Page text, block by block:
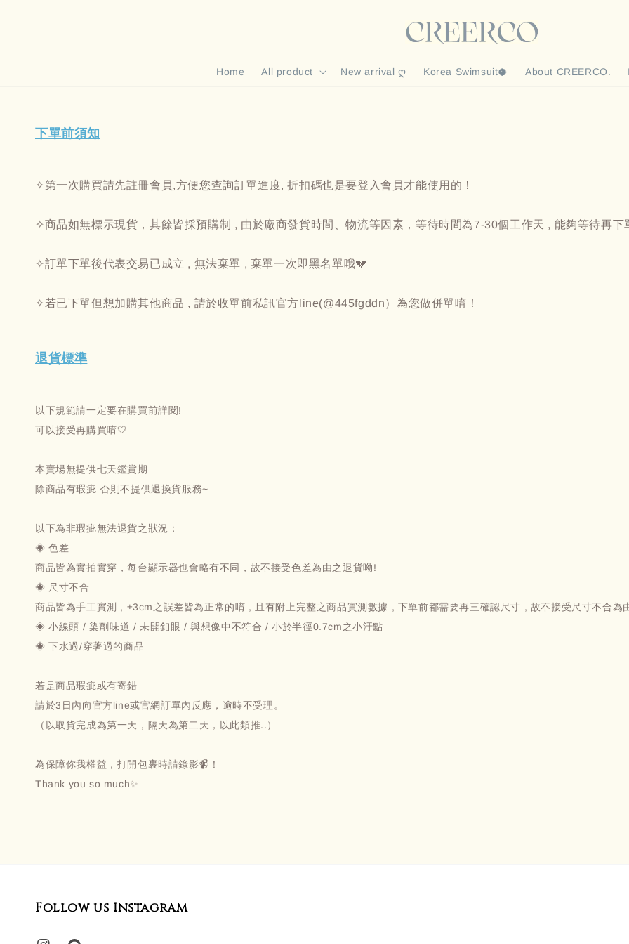
Home All product New arrival ღ Korea Swimsuit🥥 About CREERCO.
下單前須知
✧第一次購買請先註冊會員,方便您查詢訂單進度, 折扣碼也是要登入會員才能使用的！
✧商品如無標示現貨，其餘皆採預購制 , 由於廠商發貨時間、物流等因素，等待時間為7-30個工作天 , 能夠等待再下
✧訂單下單後代表交易已成立 , 無法棄單 , 棄單一次即黑名單哦💔
✧若已下單但想加購其他商品 , 請於收單前私訊官方line(@445fgddn）為您做併單唷！
退貨標準
以下規範請一定要在購買前詳閱!
可以接受再購買唷🤍
本賣場無提供七天鑑賞期
除商品有瑕疵 否則不提供退換貨服務~
以下為非瑕疵無法退貨之狀況：
◈ 色差
商品皆為實拍實穿，每台顯示器也會略有不同，故不接受色差為由之退貨呦!
◈ 尺寸不合
商品皆為手工實測 , ±3cm之誤差皆為正常的唷 , 且有附上完整之商品實測數據 , 下單前都需要再三確認尺寸 , 故不接受尺寸不合為
◈ 小線頭 / 染劑味道 / 未開釦眼 / 與想像中不符合 / 小於半徑0.7cm之小汙點
◈ 下水過/穿著過的商品
若是商品瑕疵或有寄錯
請於3日內向官方line或官網訂單內反應，逾時不受理。
（以取貨完成為第一天，隔天為第二天，以此類推..）
為保障你我權益，打開包裹時請錄影📹！
Thank you so much✨
Follow us Instagram